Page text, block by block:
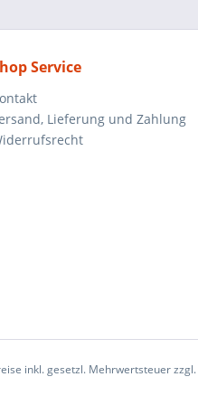
Service
Lieferung und Zahlung
inkl. gesetzl. Mehrwertsteuer zzgl.